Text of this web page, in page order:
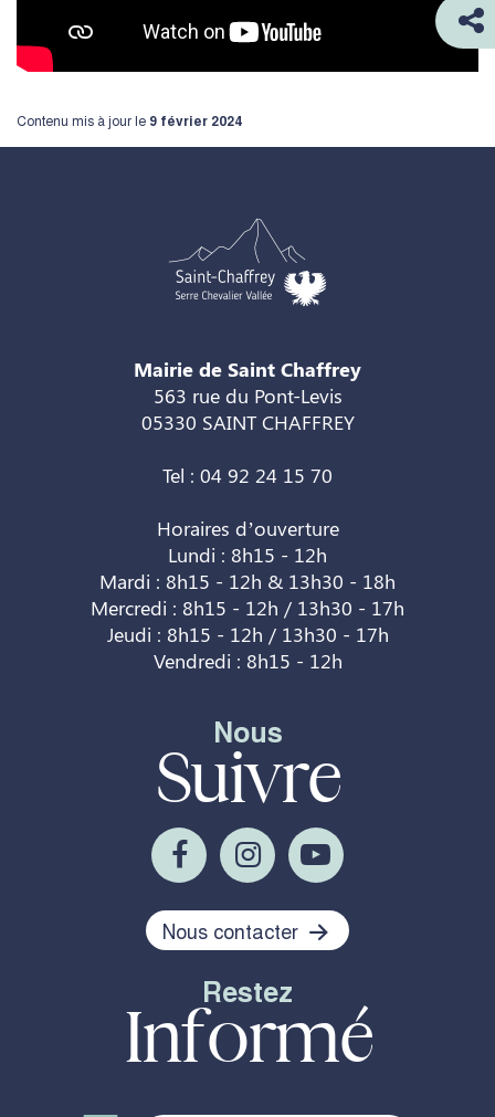
Contenu mis à jour le 9 février 2024
Mairie de Saint Chaffrey
563 rue du Pont-Levis
05330 SAINT CHAFFREY
Tel : 04 92 24 15 70
Horaires d’ouverture
Lundi : 8h15 - 12h
Mardi : 8h15 - 12h & 13h30 - 18h
Mercredi : 8h15 - 12h / 13h30 - 17h
Jeudi : 8h15 - 12h / 13h30 - 17h
Vendredi : 8h15 - 12h
Nous
Suivre
Nous contacter
Restez
Informé